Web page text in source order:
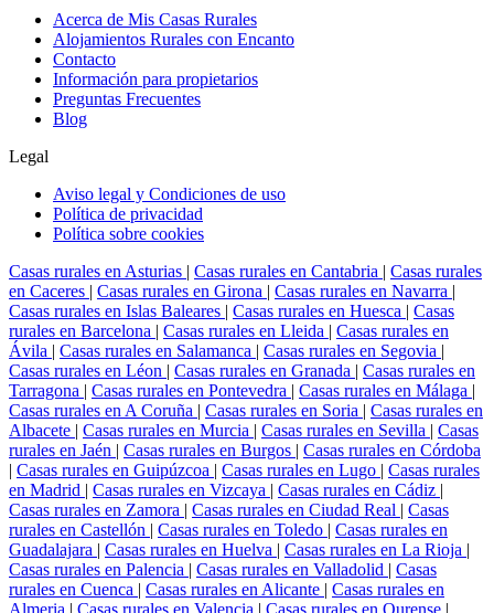
Acerca de Mis Casas Rurales
Alojamientos Rurales con Encanto
Contacto
Información para propietarios
Preguntas Frecuentes
Blog
Legal
Aviso legal y Condiciones de uso
Política de privacidad
Política sobre cookies
Casas rurales en Asturias | Casas rurales en Cantabria | Casas rurales
en Caceres | Casas rurales en Girona | Casas rurales en Navarra |
Casas rurales en Islas Baleares | Casas rurales en Huesca | Casas
rurales en Barcelona | Casas rurales en Lleida | Casas rurales en
Ávila | Casas rurales en Salamanca | Casas rurales en Segovia |
Casas rurales en Léon | Casas rurales en Granada | Casas rurales en
Tarragona | Casas rurales en Pontevedra | Casas rurales en Málaga |
Casas rurales en A Coruña | Casas rurales en Soria | Casas rurales en
Albacete | Casas rurales en Murcia | Casas rurales en Sevilla | Casas
rurales en Jaén | Casas rurales en Burgos | Casas rurales en Córdoba
| Casas rurales en Guipúzcoa | Casas rurales en Lugo | Casas rurales
en Madrid | Casas rurales en Vizcaya | Casas rurales en Cádiz |
Casas rurales en Zamora | Casas rurales en Ciudad Real | Casas
rurales en Castellón | Casas rurales en Toledo | Casas rurales en
Guadalajara | Casas rurales en Huelva | Casas rurales en La Rioja |
Casas rurales en Palencia | Casas rurales en Valladolid | Casas
rurales en Cuenca | Casas rurales en Alicante | Casas rurales en